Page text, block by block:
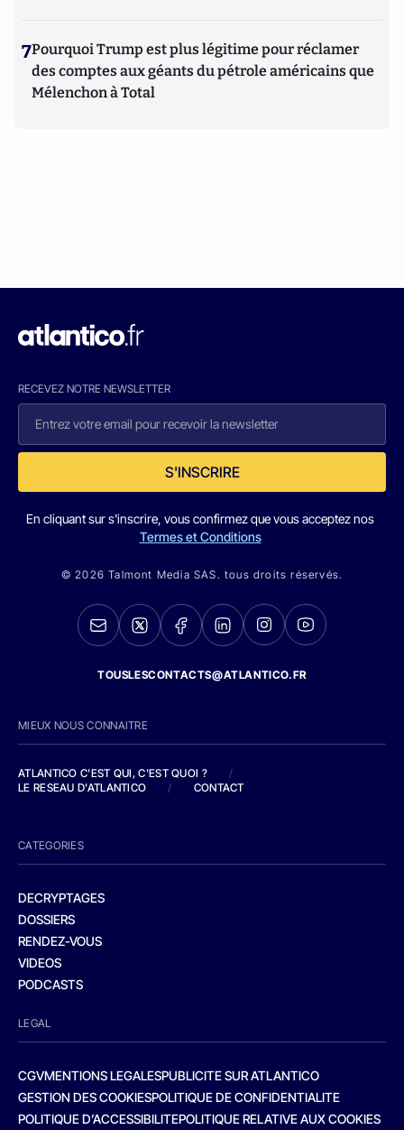
7Pourquoi Trump est plus légitime pour réclamer
des comptes aux géants du pétrole américains que
Mélenchon à Total
RECEVEZ NOTRE NEWSLETTER
S'INSCRIRE
En cliquant sur s'inscrire, vous confirmez que vous acceptez nos
Termes et Conditions
© 2026 Talmont Media SAS. tous droits réservés.
TOUSLESCONTACTS@ATLANTICO.FR
MIEUX NOUS CONNAITRE
ATLANTICO C'EST QUI, C'EST QUOI ?
/
LE RESEAU D'ATLANTICO
/ CONTACT
CATEGORIES
DECRYPTAGES
DOSSIERS
RENDEZ-VOUS
VIDEOS
PODCASTS
LEGAL
CGVMENTIONS LEGALESPUBLICITE SUR ATLANTICO
GESTION DES COOKIESPOLITIQUE DE CONFIDENTIALITE
POLITIQUE D’ACCESSIBILITEPOLITIQUE RELATIVE AUX COOKIES